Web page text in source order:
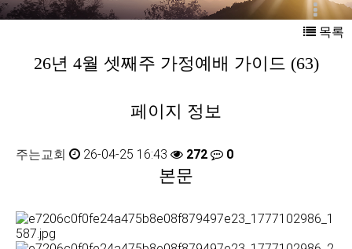
목록
26년 4월 셋째주 가정예배 가이드 (63)
페이지 정보
주는교회 26-04-25 16:43 272 0
본문